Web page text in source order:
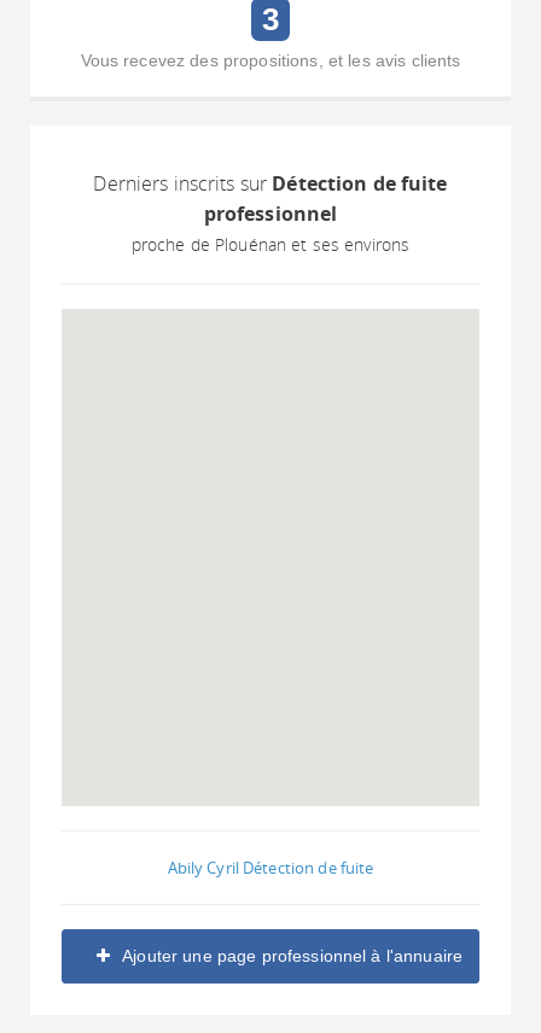
3
Vous recevez des propositions, et les avis clients
Derniers inscrits sur Détection de fuite
professionnel
proche de Plouénan et ses environs
Abily Cyril Détection de fuite
Ajouter une page professionnel à l'annuaire